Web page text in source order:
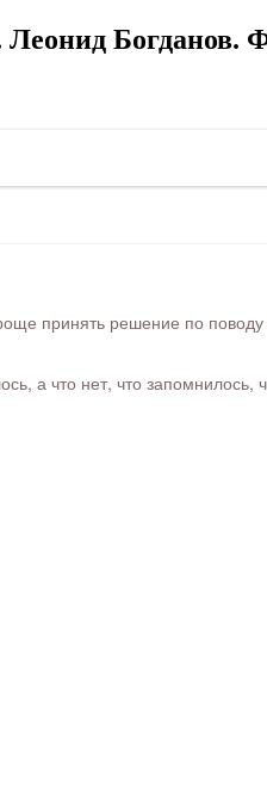
Богданов.
принять решение по поводу
а что нет, что